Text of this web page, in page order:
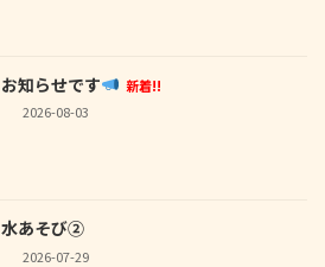
お知らせです
新着!!
2026-08-03
水あそび②
2026-07-29